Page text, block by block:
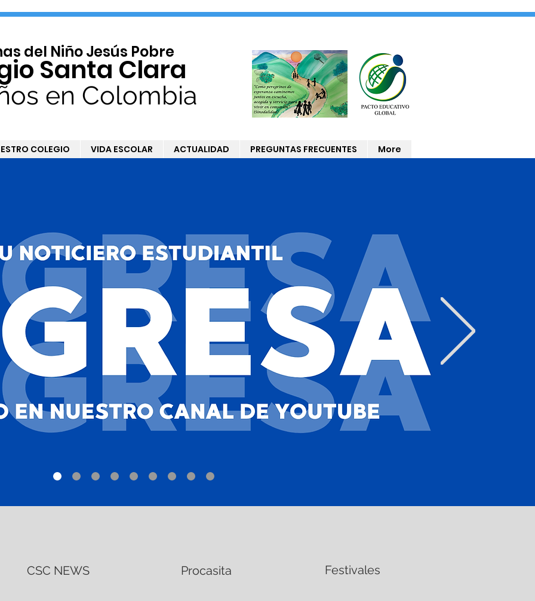
del Niño Jesús Pobre
Santa Clara
en Colombia
COLEGIO VIDA ESCOLAR ACTUALIDAD PREGUNTAS FRECUENTES More
CSC NEWS Procasita Festivales